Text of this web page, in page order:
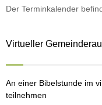
o
Der Terminkalender
Virtueller
An einer Bibelstunde im
teilnehmen